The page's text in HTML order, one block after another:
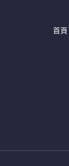
首頁